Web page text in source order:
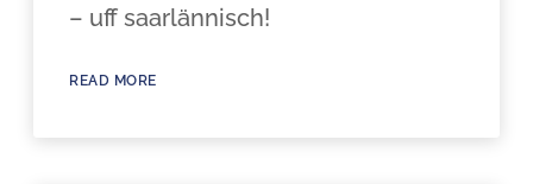
– uff saarlännisch!
READ MORE